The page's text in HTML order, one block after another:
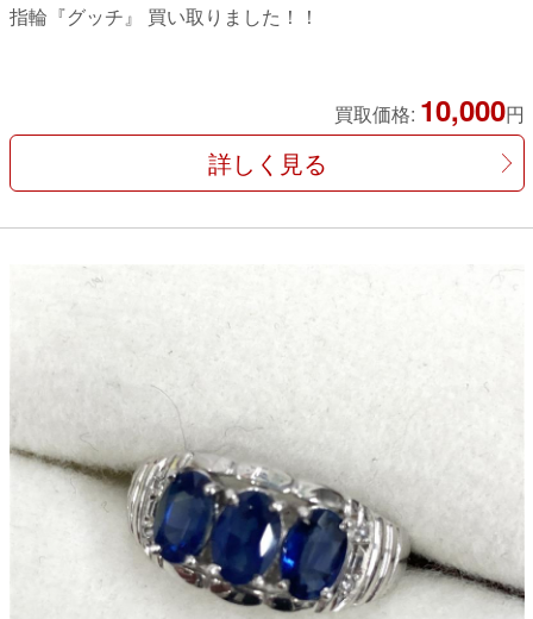
指輪『グッチ』 買い取りました！！
買取価格: 10,000円
詳しく見る